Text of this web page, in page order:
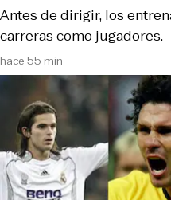
hace 55 min
Antes de dirigir, los
carreras como jugadores.